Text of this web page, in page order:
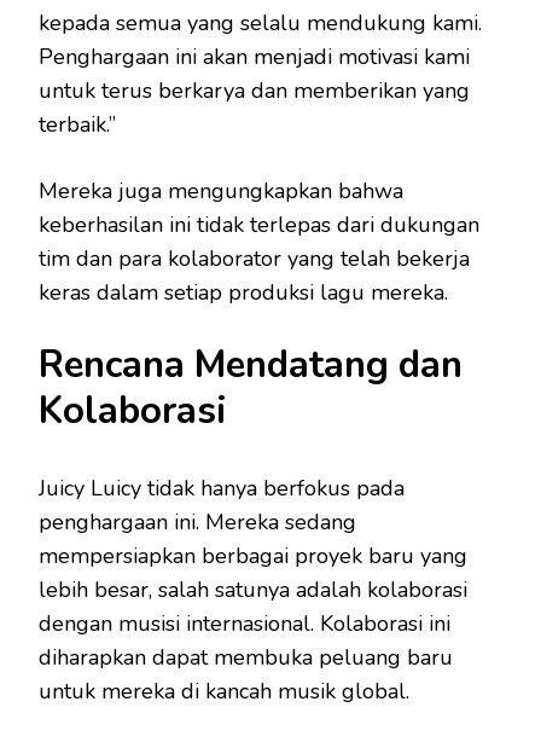
kepada semua yang selalu mendukung kami.
Penghargaan ini akan menjadi motivasi kami
untuk terus berkarya dan memberikan yang
terbaik.”
Mereka juga mengungkapkan bahwa
keberhasilan ini tidak terlepas dari dukungan
tim dan para kolaborator yang telah bekerja
keras dalam setiap produksi lagu mereka.
Rencana Mendatang dan
Kolaborasi
Juicy Luicy tidak hanya berfokus pada
penghargaan ini. Mereka sedang
mempersiapkan berbagai proyek baru yang
lebih besar, salah satunya adalah kolaborasi
dengan musisi internasional. Kolaborasi ini
diharapkan dapat membuka peluang baru
untuk mereka di kancah musik global.